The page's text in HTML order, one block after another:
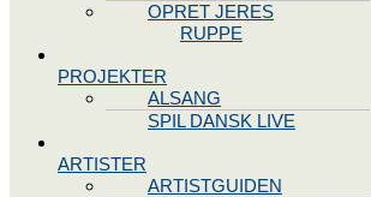
OPRET JERES
STYREGRUPPE
PROJEKTER
ALSANG
SPIL DANSK LIVE
ARTISTER
ARTISTGUIDEN